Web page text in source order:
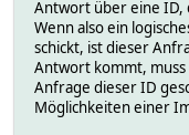
Antwort über eine ID,
Wenn also ein
schickt, ist dieser
Antwort kommt, muss
Anfrage dieser ID
Möglichkeiten einer